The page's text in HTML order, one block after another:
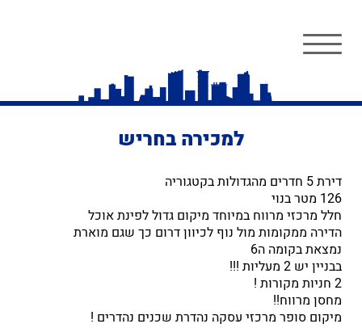
למכירה בחריש
דירת 5 חדרים מהגדולות בקטגוריה
126 מטר בנוי
חלל מרכזי מרווח במיוחד מיקום גדול לפינת אוכל
הדירה ממקומות מול נוף לכיוון דרום כך שגם מוארת
נמצאת בקומה ה6
בבניין יש 2 מעליות !!!
2 חניות מקורות !
מחסן מרווח!!
מיקום סופר מרכזי עסקה נהדרת שכנים נהדרים !